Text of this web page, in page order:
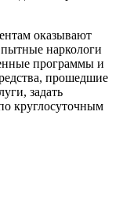
оказывают
наркологи
программы и
прошедшие
задать
круглосуточным